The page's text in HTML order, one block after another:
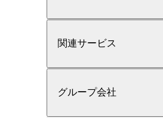
関連サービス
グループ会社